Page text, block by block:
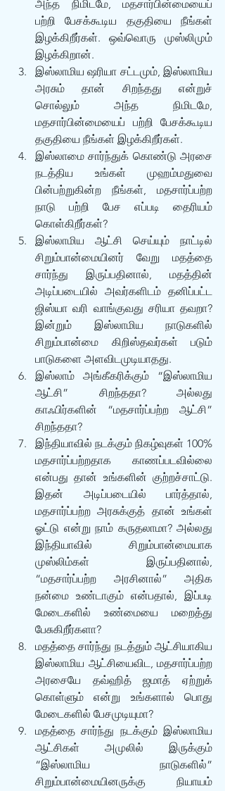
அந்த நிமிடமே, மதசார்பின்மையைப்
பற்றி பேசக்கூடிய தகுதியை நீங்கள்
இழக்கிறீர்கள். ஒவ்வொரு முஸ்லிமும்
இழக்கிறான்.
இஸ்லாமிய ஷரியா சட்டமும், இஸ்லாமிய
அரசும் தான் சிறந்தது என்றுச்
சொல்லும் அந்த நிமிடமே,
மதசார்பின்மையைப் பற்றி பேசக்கூடிய
தகுதியை நீங்கள் இழக்கிறீர்கள்.
இஸ்லாமை சார்ந்துக் கொண்டு அரசை
நடத்திய உங்கள் முஹம்மதுவை
பின்பற்றுகின்ற நீங்கள், மதசார்ப்பற்ற
நாடு பற்றி பேச எப்படி தைரியம்
கொள்கிறீர்கள்?
இஸ்லாமிய ஆட்சி செய்யும் நாட்டில்
சிறும்பான்மையினர் வேறு மதத்தை
சார்ந்து இருப்பதினால், மதத்தின்
அடிப்படையில் அவர்களிடம் தனிப்பட்ட
ஜிஸ்யா வரி வாங்குவது சரியா தவறா?
இன்றும் இஸ்லாமிய நாடுகளில்
சிறும்பான்மை கிறிஸ்தவர்கள் படும்
பாடுகளை அளவிடமுடியாதது.
இஸ்லாம் அங்கீகரிக்கும் “இஸ்லாமிய
ஆட்சி” சிறந்ததா? அல்லது
காஃபிர்களின் “மதசார்ப்பற்ற ஆட்சி”
சிறந்ததா?
இந்தியாவில் நடக்கும் நிகழ்வுகள் 100%
மதசார்ப்பற்றதாக காணப்படவில்லை
என்பது தான் உங்களின் குற்றச்சாட்டு.
இதன் அடிப்படையில் பார்த்தால்,
மதசார்ப்பற்ற அரசுக்குத் தான் உங்கள்
ஓட்டு என்று நாம் கருதலாமா? அல்லது
இந்தியாவில் சிறும்பான்மையாக
முஸ்லிம்கள் இருப்பதினால்,
“மதசார்ப்பற்ற அரசினால்” அதிக
நன்மை உண்டாகும் என்பதால், இப்படி
மேடைகளில் உண்மையை மறைத்து
பேசுகிறீர்களா?
மதத்தை சார்ந்து நடத்தும் ஆட்சியாகிய
இஸ்லாமிய ஆட்சியைவிட, மதசார்ப்பற்ற
அரசையே தவ்ஹித் ஜமாத் ஏற்றுக்
கொள்ளும் என்று உங்களால் பொது
மேடைகளில் பேசமுடியுமா?
மதத்தை சார்ந்து நடக்கும் இஸ்லாமிய
ஆட்சிகள் அமுலில் இருக்கும்
“இஸ்லாமிய நாடுகளில்”
சிறும்பான்மையினருக்கு நியாயம்